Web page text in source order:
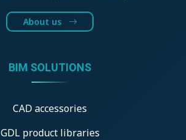
About us
BIM SOLUTIONS
CAD accessories
GDL product libraries